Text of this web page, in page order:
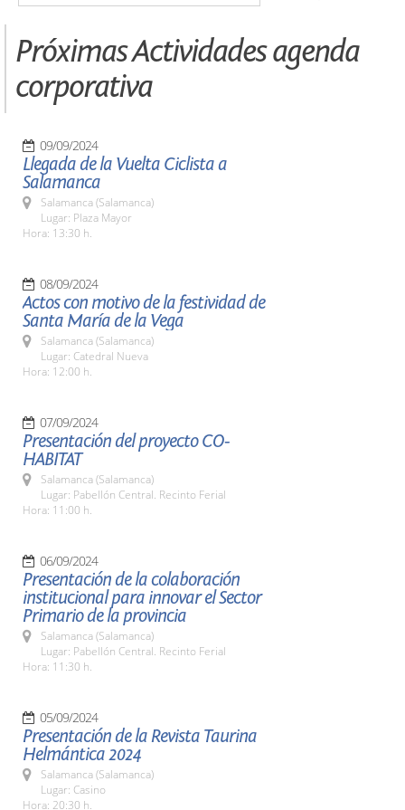
Próximas Actividades agenda
corporativa
09/09/2024
Llegada de la Vuelta Ciclista a
Salamanca
Salamanca (Salamanca)
Lugar: Plaza Mayor
Hora: 13:30 h.
08/09/2024
Actos con motivo de la festividad de
Santa María de la Vega
Salamanca (Salamanca)
Lugar: Catedral Nueva
Hora: 12:00 h.
07/09/2024
Presentación del proyecto CO-
HABITAT
Salamanca (Salamanca)
Lugar: Pabellón Central. Recinto Ferial
Hora: 11:00 h.
06/09/2024
Presentación de la colaboración
institucional para innovar el Sector
Primario de la provincia
Salamanca (Salamanca)
Lugar: Pabellón Central. Recinto Ferial
Hora: 11:30 h.
05/09/2024
Presentación de la Revista Taurina
Helmántica 2024
Salamanca (Salamanca)
Lugar: Casino
Hora: 20:30 h.